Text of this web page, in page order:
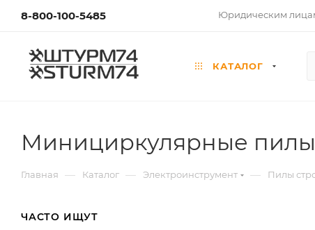
8-800-100-5485 Юридическим
КАТАЛОГ
Минициркулярные пилы
Главная — Каталог — Электроинструмент — Пилы
ЧАСТО ИЩУТ